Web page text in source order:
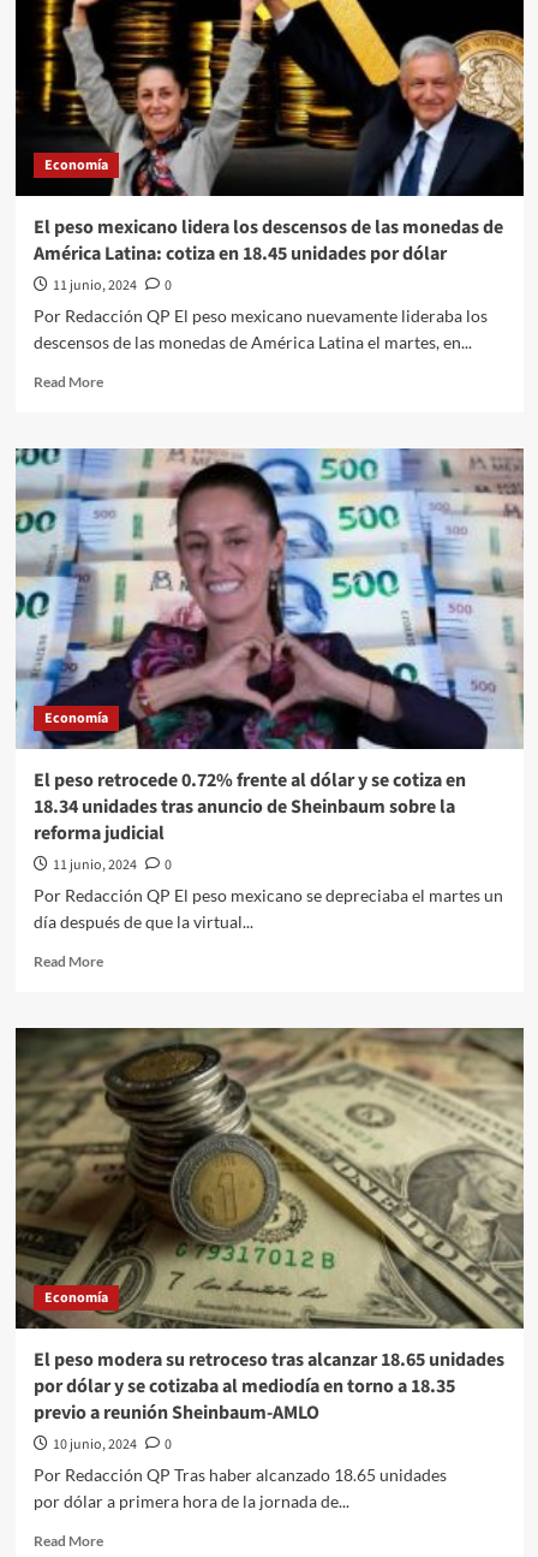
18.60
este
jueves
Economía
El peso mexicano lidera los descensos de las monedas de
América Latina: cotiza en 18.45 unidades por dólar
11 junio, 2024
0
Por Redacción QP El peso mexicano nuevamente lideraba los
descensos de las monedas de América Latina el martes, en...
Read MoreRead
El
peso
mexicano
lidera
los
descensos
de
las
monedas
de
América
Latina:
cotiza
en
unidades
por
dólar
Economía
El peso retrocede 0.72% frente al dólar y se cotiza en
18.34 unidades tras anuncio de Sheinbaum sobre la
reforma judicial
11 junio, 2024
0
Por Redacción QP El peso mexicano se depreciaba el martes un
día después de que la virtual...
Read MoreRead
El
peso
retrocede
0.72%
frente
al
dólar
y
cotiza
en
18.34
unidades
tras
de
Sheinbaum
sobre
la
judicial
Economía
El peso modera su retroceso tras alcanzar 18.65 unidades
por dólar y se cotizaba al mediodía en torno a 18.35
previo a reunión Sheinbaum-AMLO
10 junio, 2024
0
Por Redacción QP Tras haber alcanzado 18.65 unidades
por dólar a primera hora de la jornada de...
Read MoreRead